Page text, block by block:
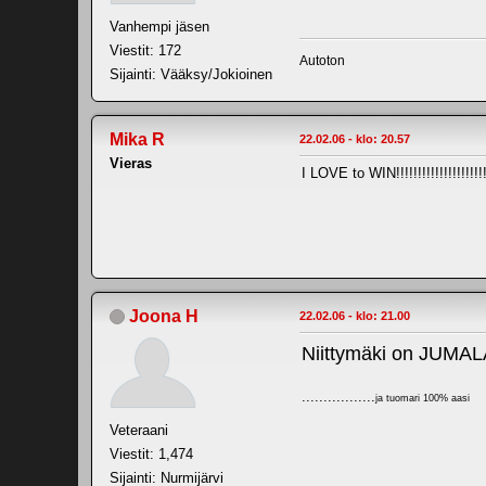
Vanhempi jäsen
Viestit: 172
Sijainti: Vääksy/Jokioinen
Autoton
Mika R
Vieras
22.02.06 - klo: 20.57
I LOVE to
Joona H
Veteraani
Viestit: 1,474
Sijainti: Nurmijärvi
22.02.06 - klo: 21.00
Niittymäki on
ja tuomari 100% aasi